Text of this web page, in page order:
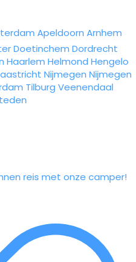
Apeldoorn Arnhem
Doetinchem Dordrecht
Haarlem Helmond Hengelo
Nijmegen Nijmegen
Tilburg Veenendaal
reis met onze camper!